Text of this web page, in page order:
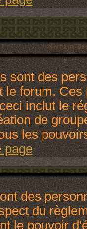
Niveaux
sont des
le forum.
inclut le
de
les
page
des
du
le pouvoir